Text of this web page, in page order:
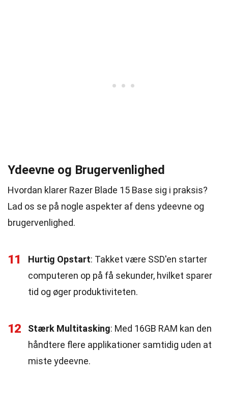
Ydeevne og Brugervenlighed
Hvordan klarer Razer Blade 15 Base sig i praksis?
Lad os se på nogle aspekter af dens ydeevne og
brugervenlighed.
11 Hurtig Opstart: Takket være SSD'en starter
computeren op på få sekunder, hvilket sparer
tid og øger produktiviteten.
12 Stærk Multitasking: Med 16GB RAM kan den
håndtere flere applikationer samtidig uden at
miste ydeevne.